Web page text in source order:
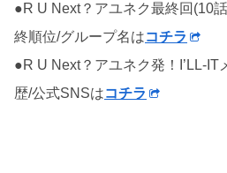
●R U Next？アユネク最終回(10
終順位/グループ名はコチラ
●R U Next？アユネク発！I’LL-IT
歴/公式SNSはコチラ